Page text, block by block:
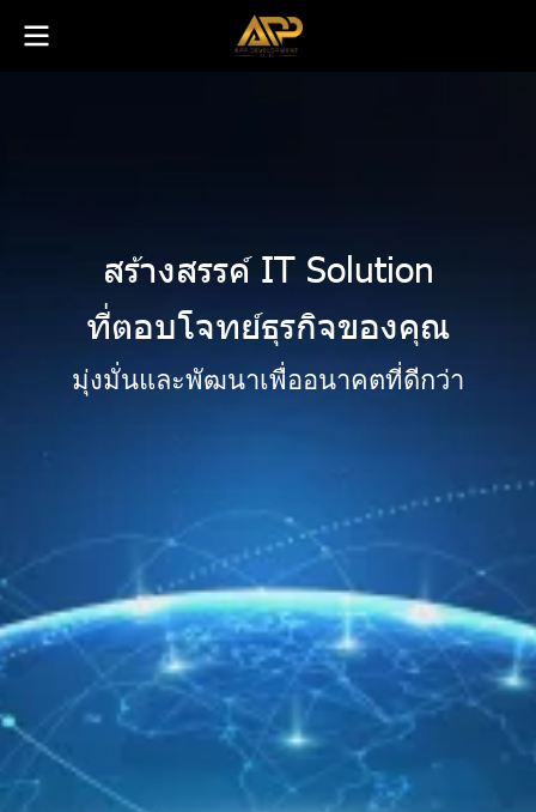
สร้างสรรค์ IT Solution
ที่ตอบโจทย์ธุรกิจของคุณ
มุ่งมั่นและพัฒนาเพื่ออนาคตที่ดีกว่า